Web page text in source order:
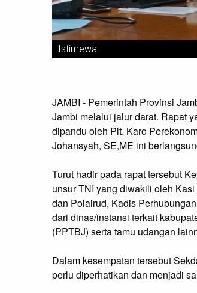
Istimewa
JAMBI - Pemerintah Provinsi
Jambi melalui jalur darat. Rapat
dipandu oleh Plt. Karo
Johansyah, SE,ME ini
Turut hadir pada rapat tersebut
unsur TNI yang diwakili oleh
dan Polairud, Kadis
dari dinas/instansi terkait
(PPTBJ) serta tamu udangan
Dalam kesempatan tersebut
perlu diperhatikan dan menjadi